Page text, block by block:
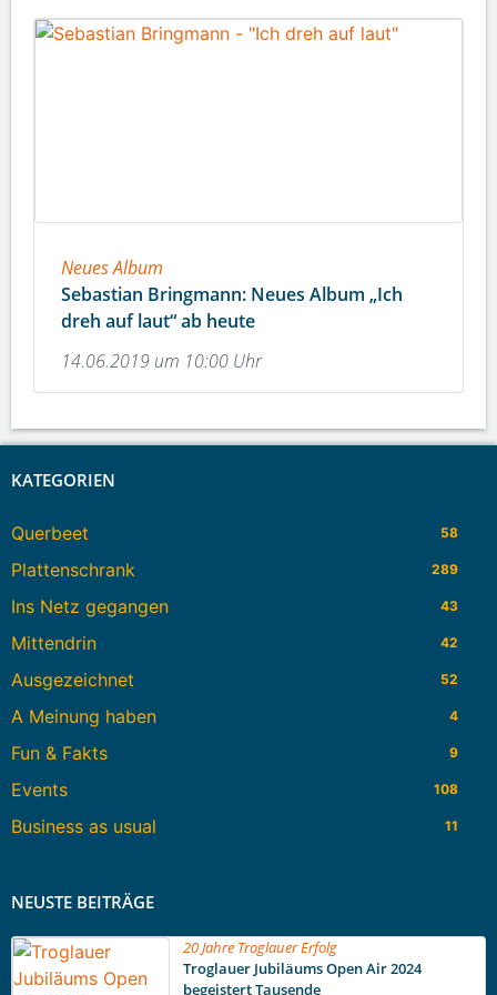
Neues Album
Sebastian Bringmann: Neues Album „Ich
dreh auf laut“ ab heute
14.06.2019 um 10:00 Uhr
KATEGORIEN
Querbeet 58
Plattenschrank 289
Ins Netz gegangen 43
Mittendrin 42
Ausgezeichnet 52
A Meinung haben 4
Fun & Fakts 9
Events 108
Business as usual 11
NEUSTE BEITRÄGE
20 Jahre Troglauer Erfolg
Troglauer Jubiläums Open Air 2024
begeistert Tausende